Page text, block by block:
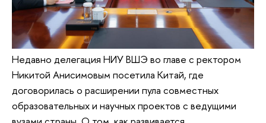
Недавно делегация НИУ ВШЭ во главе с ректором
Никитой Анисимовым посетила Китай, где
договорилась о расширении пула совместных
образовательных и научных проектов с ведущими